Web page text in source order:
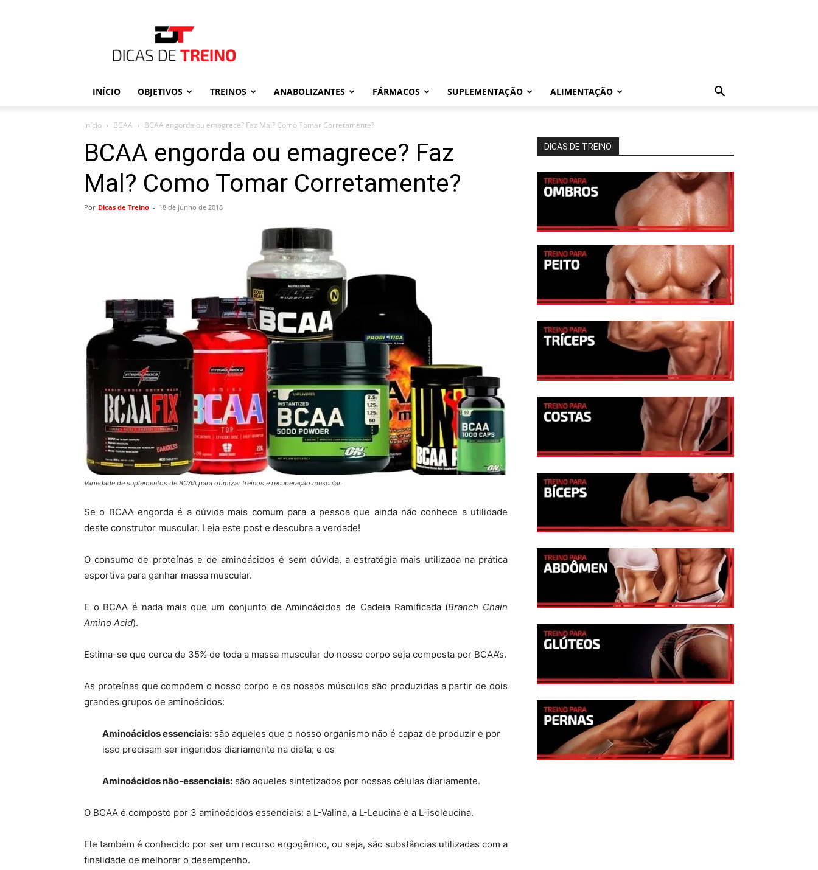
de
Treino
INÍCIO OBJETIVOS TREINOS ANABOLIZANTES FÁRMACOS SUPLEMENTAÇÃO ALIMENTAÇÃO
Início BCAA BCAA engorda ou emagrece? Faz Mal? Como Tomar Corretamente?
BCAA engorda ou emagrece? Faz
Mal? Como Tomar Corretamente?
Por Dicas de Treino - 18 de junho de 2018
Variedade de suplementos de BCAA para otimizar treinos e recuperação muscular.
Se o BCAA engorda é a dúvida mais comum para a pessoa que ainda não conhece a utilidade
deste construtor muscular. Leia este post e descubra a verdade!
O consumo de proteínas e de aminoácidos é sem dúvida, a estratégia mais utilizada na prática
esportiva para ganhar massa muscular.
E o BCAA é nada mais que um conjunto de Aminoácidos de Cadeia Ramificada (Branch Chain
Amino Acid).
Estima-se que cerca de 35% de toda a massa muscular do nosso corpo seja composta por BCAA’s.
As proteínas que compõem o nosso corpo e os nossos músculos são produzidas a partir de dois
grandes grupos de aminoácidos:
Aminoácidos essenciais: são aqueles que o nosso organismo não é capaz de produzir e por
isso precisam ser ingeridos diariamente na dieta; e os
Aminoácidos não-essenciais: são aqueles sintetizados por nossas células diariamente.
O BCAA é composto por 3 aminoácidos essenciais: a L-Valina, a L-Leucina e a L-isoleucina.
Ele também é conhecido por ser um recurso ergogênico, ou seja, são substâncias utilizadas com a
finalidade de melhorar o desempenho.
DICAS DE TREINO